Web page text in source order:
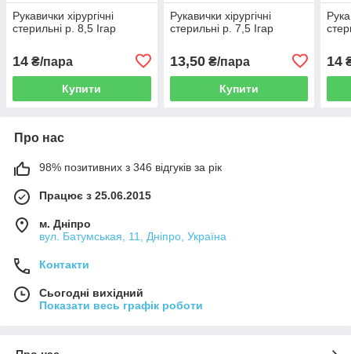
Рукавички хірургічні
стерильні р. 8,5 Ігар
14 ₴/пара
Купити
Рукавички хірургічні
стерильні р. 7,5 Ігар
13,50₴/пара
Купити
14
Про нас
98% позитивних з 346 відгуків за рік
Працює з 25.06.2015
м. Дніпро
вул. Батумськая, 11, Дніпро, Україна
Контакти
Сьогодні вихідний
Показати весь графік роботи